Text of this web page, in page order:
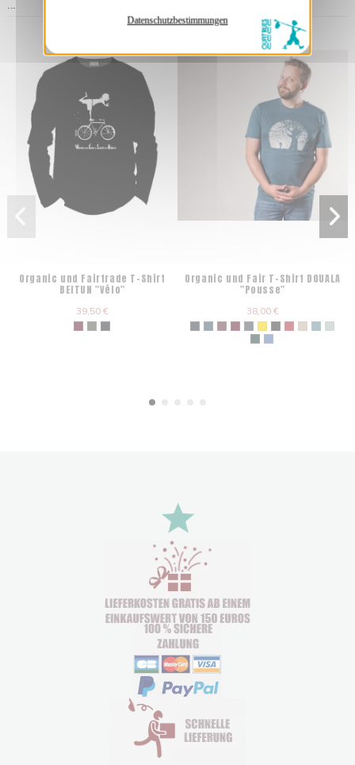
Datenschutzbestimmungen
...
Organic und Fairtrade T-Shirt
BEITUN "Vélo"
39,50 €
Organic und Fair T-Shirt DOUALA
"Pousse"
38,00 €